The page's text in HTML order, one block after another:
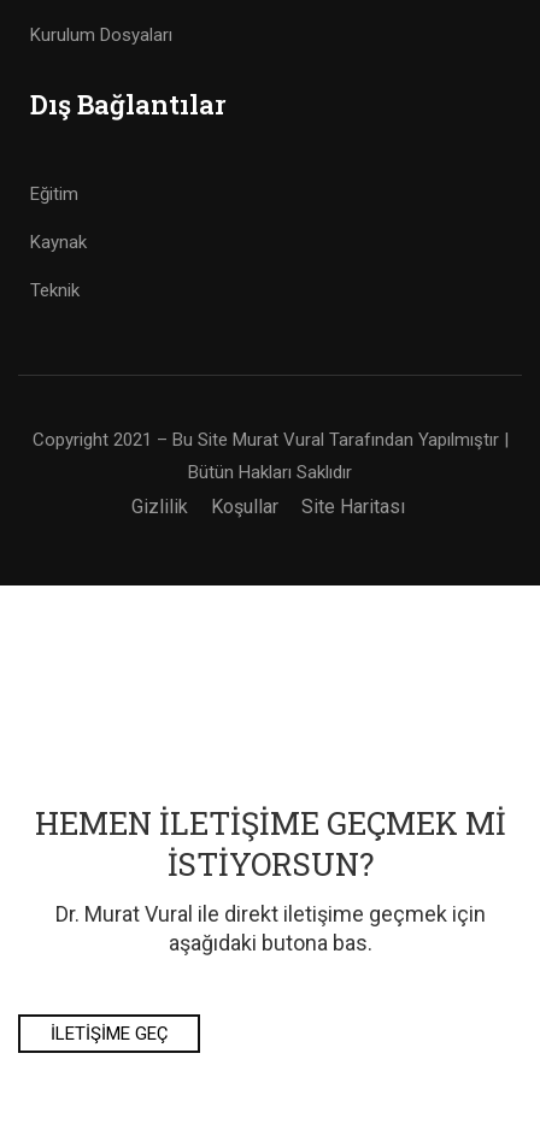
Kurulum Dosyaları
Dış Bağlantılar
Eğitim
Kaynak
Teknik
Copyright 2021 – Bu Site Murat Vural Tarafından Yapılmıştır |
Bütün Hakları Saklıdır
Gizlilik Koşullar Site Haritası
HEMEN İLETIŞIME GEÇMEK MI
İSTIYORSUN?
Dr. Murat Vural ile direkt iletişime geçmek için
aşağıdaki butona bas.
İLETIŞIME GEÇ